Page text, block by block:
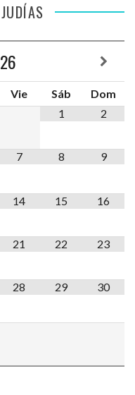
Vie Sáb
Dom
1
2
7 8 9
14 15 16
21 22 23
28 29 30